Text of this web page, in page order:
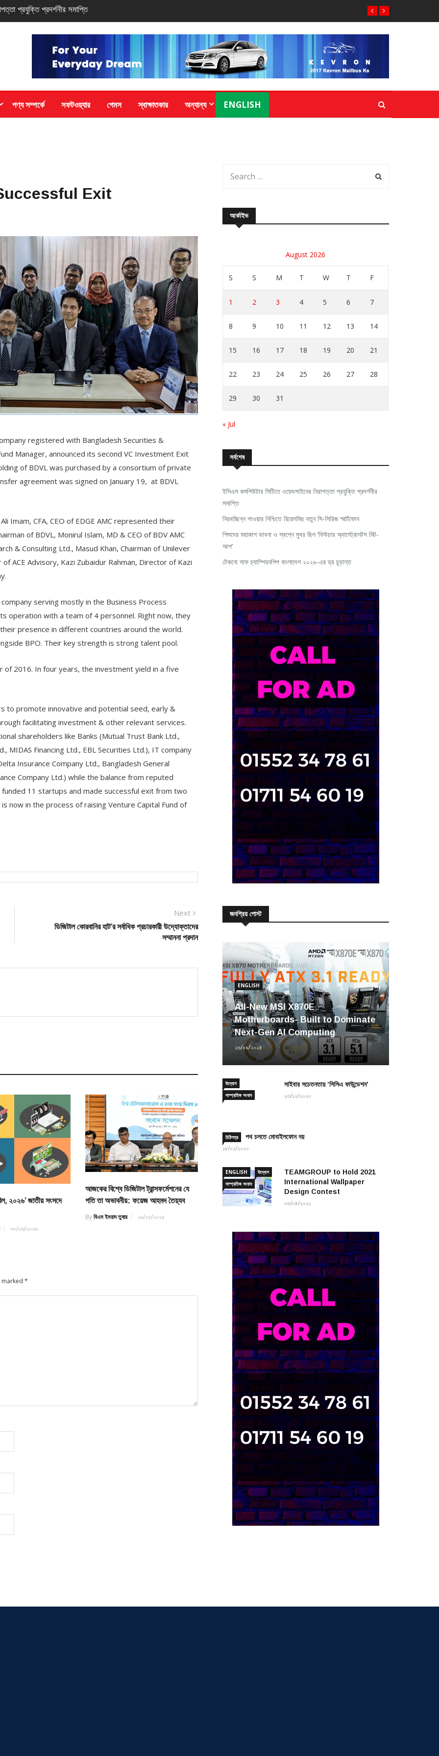
স্মার্টফোন
পণ্য সম্পর্কে সফটওয়্যার গেমস স্বাক্ষাতকার অন্যান্য ENGLISH
Exit
registered with Bangladesh Securities &
Manager, announced its second VC Investment Exit
of BDVL was purchased by a consortium of private
agreement was signed on January 19, at BDVL
Imam, CFA, CEO of EDGE AMC represented their
of BDVL, Monirul Islam, MD & CEO of BDV AMC
& Consulting Ltd., Masud Khan, Chairman of Unilever
ACE Advisory, Kazi Zubaidur Rahman, Director of Kazi
serving mostly in the Business Process
operation with a team of 4 personnel. Right now, they
presence in different countries around the world.
BPO. Their key strength is strong talent pool.
2016. In four years, the investment yield in a five
to promote innovative and potential seed, early &
facilitating investment & other relevant services.
shareholders like Banks (Mutual Trust Bank Ltd.,
MIDAS Financing Ltd., EBL Securities Ltd.), IT company
Insurance Company Ltd., Bangladesh General
Company Ltd.) while the balance from reputed
11 startups and made successful exit from two
now in the process of raising Venture Capital Fund of
Next
post:
ডিজিটাল কোরবানির হাট’র সর্বাধিক প্রচারকারী উদ্যোক্তাদের
সম্মাননা প্রদান
২০২৬’ জাতীয় সংসদে
৩০/০৬/২০২৬
আজকের বিশ্বে ডিজিটাল ট্রান্সফর্মেশনের যে
গতি তা অভাবনীয়: ফয়েজ আহমদ তৈয়্যব
Byবিএম ইমরাদ তুষার ১৬/০৫/২০২৫
marked*
আর্কাইভ
August 2026
S S M T W T F
1 2 3 4 5 6 7
8 9 10 11 12 13 14
15 16 17 18 19 20 21
22 23 24 25 26 27 28
29 30 31
« Jul
সর্বশেষ
ইসিএস কমপিউটার সিটিতে ওয়েভসাইনের নিরাপত্তা প্রযুক্তি প্রদর্শনীর
সমাপ্তি
নিরবচ্ছিন্ন পাওয়ার নিশ্চিতে রিয়েলমির নতুন সি-সিরিজ স্মার্টফোন
শিশুদের মহাকাশ ভাবনা ও স্বপ্নে মুখর ছিল ‘ফিউচার অ্যাস্ট্রোনটস মিট-
আপ’
টেকনো সাফ চ্যাম্পিয়নশিপ বাংলাদেশ ২০২৬-এর ড্র চূড়ান্ত
জনপ্রিয় পোস্ট
ENGLISH
All-New MSI X870E
Motherboards- Built to Dominate
Next-Gen AI Computing
২৬/০৯/২০২৪
উদ্যোগ
সাম্প্রতিক সংবাদ
সাইবার সচেতনতায় ‘সিসিএ ফাউন্ডেশন’
২৩/১২/২০২০
চিঠিপত্র পথ চলতে মোবাইলফোন নয়
১৫/০১/২০২০
ENGLISH
উদ্যোগ
সাম্প্রতিক সংবাদ
TEAMGROUP to Hold 2021
International Wallpaper
Design Contest
০৬/০৪/২০২১